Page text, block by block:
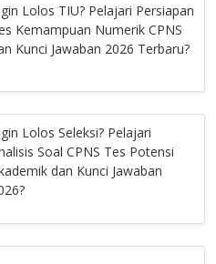
Lolos TIU? Pelajari Persiapan
Kemampuan Numerik CPNS
Kunci Jawaban 2026 Terbaru?
Lolos Seleksi? Pelajari
Soal CPNS Tes Potensi
dan Kunci Jawaban